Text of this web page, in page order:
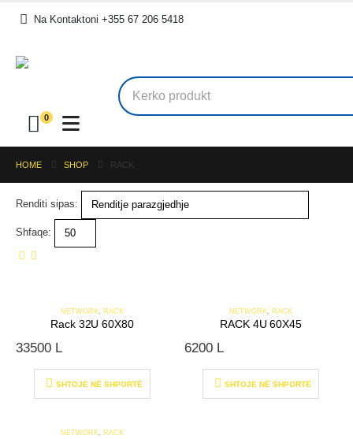
Na Kontaktoni +355 67 206 5418
0
HOME SHOP RACK
Renditi sipas:
Shfaqe:
NETWORK RACK
Rack 32U 60X80
33500 L
SHTOJE NË SHPORTË
NETWORK RACK
RACK 4U 60X45
6200 L
SHTOJE NË SHPORTË
NETWORK, RACK